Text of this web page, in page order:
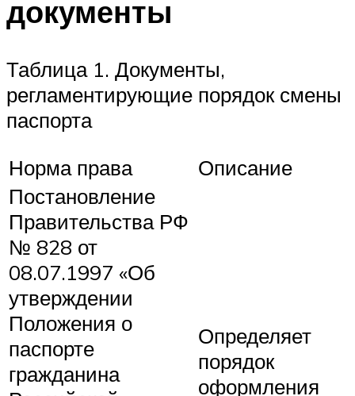
документы
Таблица 1. Документы,
регламентирующие порядок смены
паспорта
Норма права
Описание
Постановление
Правительства РФ
№ 828 от
08.07.1997 «Об
утверждении
Положения о
паспорте
гражданина
Определяет
порядок
оформления